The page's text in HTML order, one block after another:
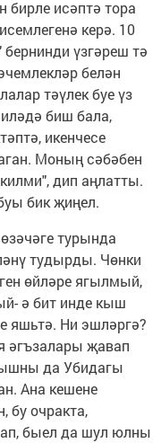
бирле исәптә тора
керә. 10
үзгәреш тә
белән
тәүлек буе үз
биш бала,
икенчесе
Моның сәбәбен
дип аңлатты.
бик җиңел.
турында
тудырды. Чөнки
өйләре ягылмый,
ә бит инде кыш
яшьтә. Ни эшләргә?
әгъзалары җавап
да Убидагы
Ана кешене
бу очракта,
быел да шул юлны